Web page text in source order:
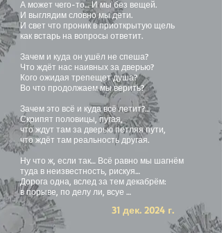
А может чего-то… И мы без вещей.
И выглядим словно мы дети.
И свет что проник в приоткрытую щель
как встарь на вопросы ответит.
Зачем и куда он ушёл не спеша?
Что ждёт нас наивных за дверью?
Кого ожидая трепещет душа?
Во что продолжаем мы верить?
Зачем это всё и куда всё летит?…
Скрипят половицы, пугая,
что ждут там за дверью петляя пути,
что ждёт там реальность другая.
Ну что ж, если так… Всё равно мы шагнём
туда в неизвестность, рискуя…
Дорога одна, вслед за тем декабрём:
в порыве, по делу ли, всуе …
31 дек. 2024 г.